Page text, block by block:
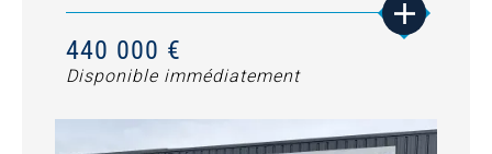
440 000 €
Disponible immédiatement